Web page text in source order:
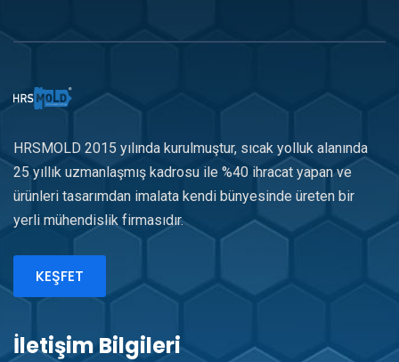
HRSMOLD 2015 yılında kurulmuştur, sıcak yolluk alanında
25 yıllık uzmanlaşmış kadrosu ile %40 ihracat yapan ve
ürünleri tasarımdan imalata kendi bünyesinde üreten bir
yerli mühendislik firmasıdır.
KEŞFET
İletişim Bilgileri